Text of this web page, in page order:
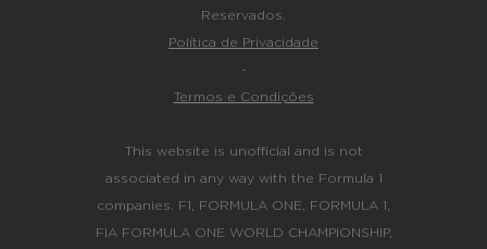
Reservados.
Política de Privacidade
-
Termos e Condições
This website is unofficial and is not
associated in any way with the Formula 1
companies. F1, FORMULA ONE, FORMULA 1,
FIA FORMULA ONE WORLD CHAMPIONSHIP,